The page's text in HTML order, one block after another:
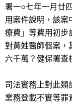
署一○七年一月廿
用案件說明，該
療費」等費用初步
對黃姓醫師個案，
六千萬？健保署查
司法實務上對此類
業務登載不實等